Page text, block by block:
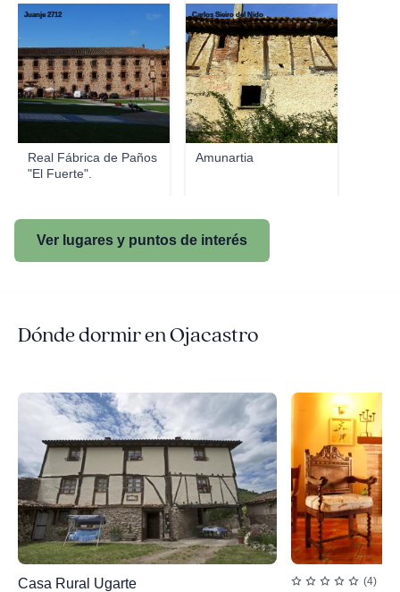
Real Fábrica de Paños
"El Fuerte".
Juanje 2712
Amunartia
Carlos Sieiro del Nido
Ver lugares y puntos de interés
Dónde dormir en Ojacastro
Casa Rural Ugarte
(4)